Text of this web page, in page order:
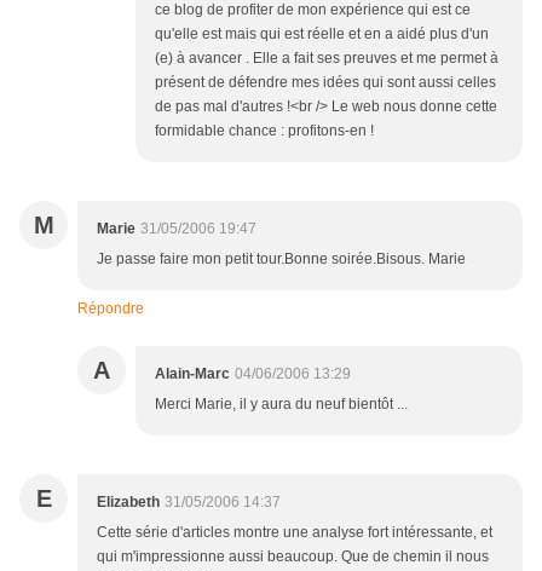
ce blog de profiter de mon expérience qui est ce
qu'elle est mais qui est réelle et en a aidé plus d'un
(e) à avancer . Elle a fait ses preuves et me permet à
présent de défendre mes idées qui sont aussi celles
de pas mal d'autres !<br /> Le web nous donne cette
formidable chance : profitons-en !
M Marie 31/05/2006 19:47
Je passe faire mon petit tour.Bonne soirée.Bisous. Marie
Répondre
A Alain-Marc 04/06/2006 13:29
Merci Marie, il y aura du neuf bientôt ...
E Elizabeth 31/05/2006 14:37
Cette série d'articles montre une analyse fort intéressante, et
qui m'impressionne aussi beaucoup. Que de chemin il nous